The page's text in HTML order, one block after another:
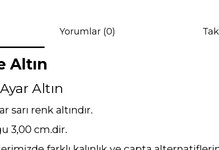
Yorumlar (0)
Altın
Altın
sarı renk altındır.
3,00 cm.dir.